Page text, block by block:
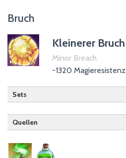
Bruch
Kleinerer Bruch
Minor Breach
-1320 Magieresistenz
Sets
Quellen